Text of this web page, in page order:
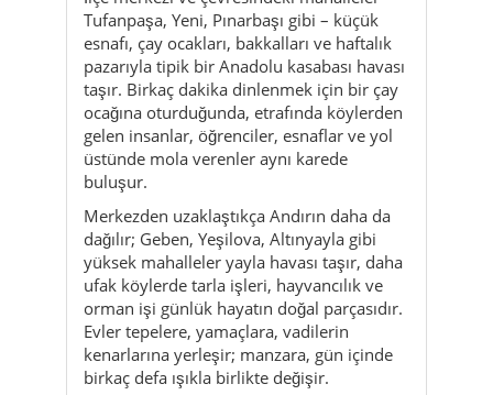
Tufanpaşa, Yeni, Pınarbaşı gibi – küçük
esnafı, çay ocakları, bakkalları ve haftalık
pazarıyla tipik bir Anadolu kasabası havası
taşır. Birkaç dakika dinlenmek için bir çay
ocağına oturduğunda, etrafında köylerden
gelen insanlar, öğrenciler, esnaflar ve yol
üstünde mola verenler aynı karede
buluşur.
Merkezden uzaklaştıkça Andırın daha da
dağılır; Geben, Yeşilova, Altınyayla gibi
yüksek mahalleler yayla havası taşır, daha
ufak köylerde tarla işleri, hayvancılık ve
orman işi günlük hayatın doğal parçasıdır.
Evler tepelere, yamaçlara, vadilerin
kenarlarına yerleşir; manzara, gün içinde
birkaç defa ışıkla birlikte değişir.